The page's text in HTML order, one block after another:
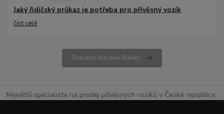
Jaký řidičský průkaz je potřeba pro přívěsný vozík
číst celé
Zobrazit všechny články
Největší specialista na prodej přívěsných vozíků v České republice.